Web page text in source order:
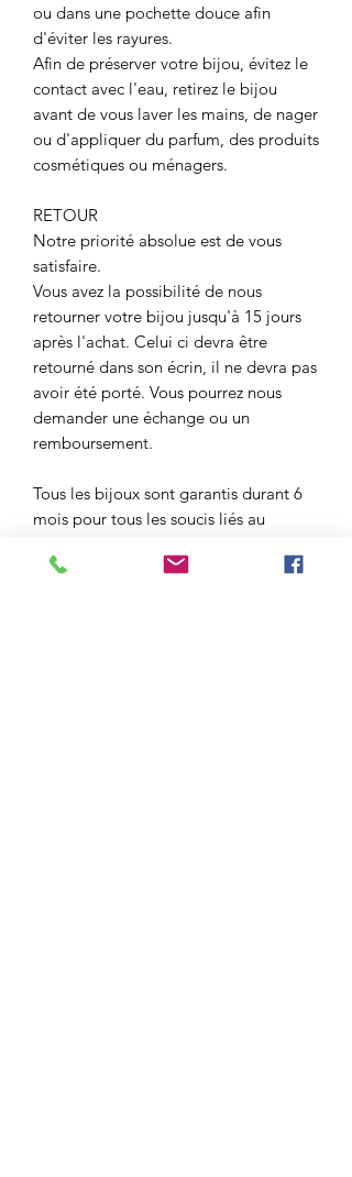
ou dans une pochette douce afin
d'éviter les rayures.
Afin de préserver votre bijou, évitez le
contact avec l'eau, retirez le bijou
avant de vous laver les mains, de nager
ou d'appliquer du parfum, des produits
cosmétiques ou ménagers.
RETOUR
Notre priorité absolue est de vous
satisfaire.
Vous avez la possibilité de nous
retourner votre bijou jusqu'à 15 jours
après l'achat. Celui ci devra être
retourné dans son écrin, il ne devra pas
avoir été porté. Vous pourrez nous
demander une échange ou un
remboursement.
Tous les bijoux sont garantis durant 6
mois pour tous les soucis liés au